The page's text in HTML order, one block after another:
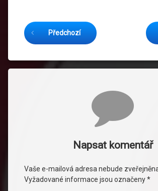
Předchozí
Napsat komentář
Vaše e-mailová adresa nebude
Vyžadované informace jsou označeny*